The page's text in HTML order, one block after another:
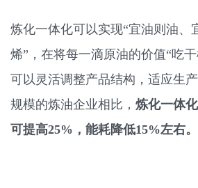
炼化一体化可以实现“宜油则油、
烯”，在将每一滴原油的价值“吃
可以灵活调整产品结构，适应生
规模的炼油企业相比， 炼化一体
可提高25%，能耗降低15%左右。